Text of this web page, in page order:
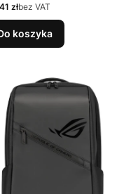
złbez VAT
koszyka